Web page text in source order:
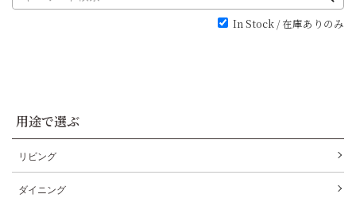
In Stock / 在庫ありのみ
用途で選ぶ
リビング
ダイニング